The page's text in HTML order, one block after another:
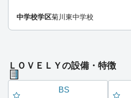
中学校学区菊川東中学校
ＬＯＶＥＬＹの設備・特徴
BS